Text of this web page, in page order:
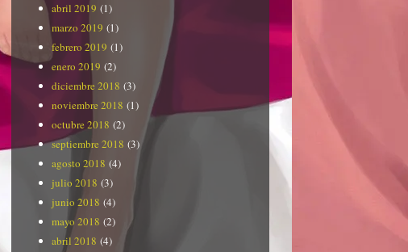
abril 2019 (1)
marzo 2019 (1)
febrero 2019 (1)
enero 2019 (2)
diciembre 2018 (3)
noviembre 2018 (1)
octubre 2018 (2)
septiembre 2018 (3)
agosto 2018 (4)
julio 2018 (3)
junio 2018 (4)
mayo 2018 (2)
abril 2018 (4)